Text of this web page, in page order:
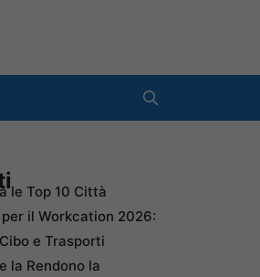
le Top 10 Città
il Workcation 2026:
e Trasporti
la Rendono la